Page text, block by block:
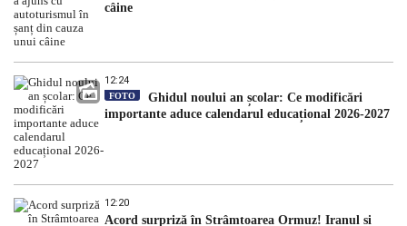
câine
12:24
FOTO
Ghidul noului an școlar: Ce modificări
importante aduce calendarul educațional 2026-2027
12:20
Acord surpriză în Strâmtoarea Ormuz! Iranul și